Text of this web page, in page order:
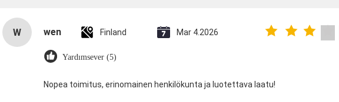
W wen Finland Mar 4.2026
Yardımsever (5)
Nopea toimitus, erinomainen henkilökunta ja luotettava laatu!